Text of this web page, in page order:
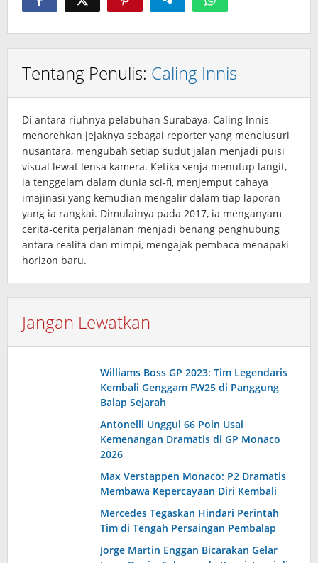
Tentang Penulis: Caling Innis
Di antara riuhnya pelabuhan Surabaya, Caling Innis
menorehkan jejaknya sebagai reporter yang menelusuri
nusantara, mengubah setiap sudut jalan menjadi puisi
visual lewat lensa kamera. Ketika senja menutup langit,
ia tenggelam dalam dunia sci‑fi, menjemput cahaya
imajinasi yang kemudian mengalir dalam tiap laporan
yang ia rangkai. Dimulainya pada 2017, ia menganyam
cerita‑cerita perjalanan menjadi benang penghubung
antara realita dan mimpi, mengajak pembaca menapaki
horizon baru.
Jangan Lewatkan
Williams Boss GP 2023: Tim Legendaris
Kembali Genggam FW25 di Panggung
Balap Sejarah
Antonelli Unggul 66 Poin Usai
Kemenangan Dramatis di GP Monaco
2026
Max Verstappen Monaco: P2 Dramatis
Membawa Kepercayaan Diri Kembali
Mercedes Tegaskan Hindari Perintah
Tim di Tengah Persaingan Pembalap
Jorge Martin Enggan Bicarakan Gelar